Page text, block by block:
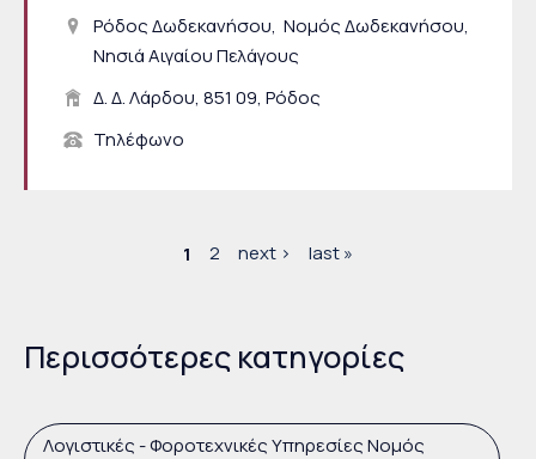
Ρόδος Δωδεκανήσου Νομός Δωδεκανήσου
Νησιά Αιγαίου Πελάγους
Δ. Δ. Λάρδου, 851 09, Ρόδος
Τηλέφωνο
1 2 next › last »
Περισσότερες κατηγορίες
Λογιστικές - Φοροτεχνικές Υπηρεσίες Νομός